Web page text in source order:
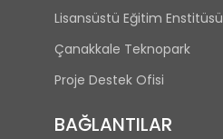
Lisansüstü Eğitim Enstitüsü
Çanakkale Teknopark
Proje Destek Ofisi
BAĞLANTILAR